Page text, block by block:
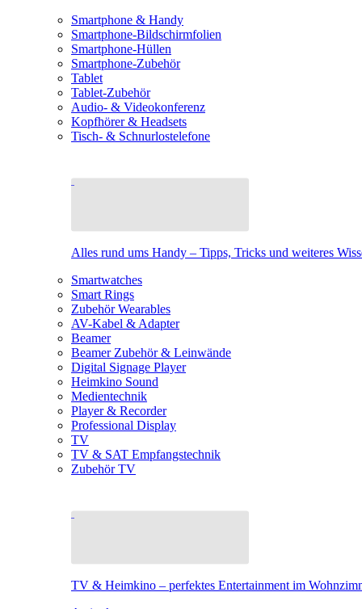
Smartphone & Handy
Smartphone-Bildschirmfolien
Smartphone-Hüllen
Smartphone-Zubehör
Tablet
Tablet-Zubehör
Audio- & Videokonferenz
Kopfhörer & Headsets
Tisch- & Schnurlostelefone
Alles rund ums Handy – Tipps, Tricks und weiteres
Smartwatches
Smart Rings
Zubehör Wearables
AV-Kabel & Adapter
Beamer
Beamer Zubehör & Leinwände
Digital Signage Player
Heimkino Sound
Medientechnik
Player & Recorder
Professional Display
TV
TV & SAT Empfangstechnik
Zubehör TV
TV & Heimkino – perfektes Entertainment im